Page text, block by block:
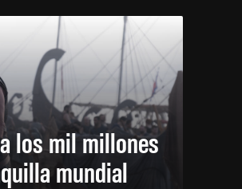
los mil millones
mundial